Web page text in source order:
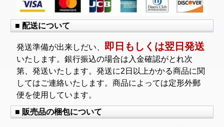
■ 配送について
発送準備が出来しだい、 即日もしくは翌日発送
いたします。銀行振込の場合は入金確認がとれ次
第、発送いたします。発送に2日以上かかる商品に関
してはご連絡いたします。商品によっては定形外郵
便を使用しています。
■ 販売品の梱包について